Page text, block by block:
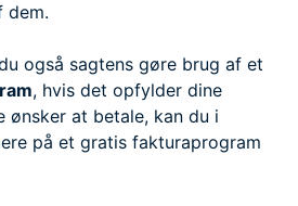
dem.
også sagtens gøre brug af et
, hvis det opfylder dine
ønsker at betale, kan du i
på et gratis fakturaprogram